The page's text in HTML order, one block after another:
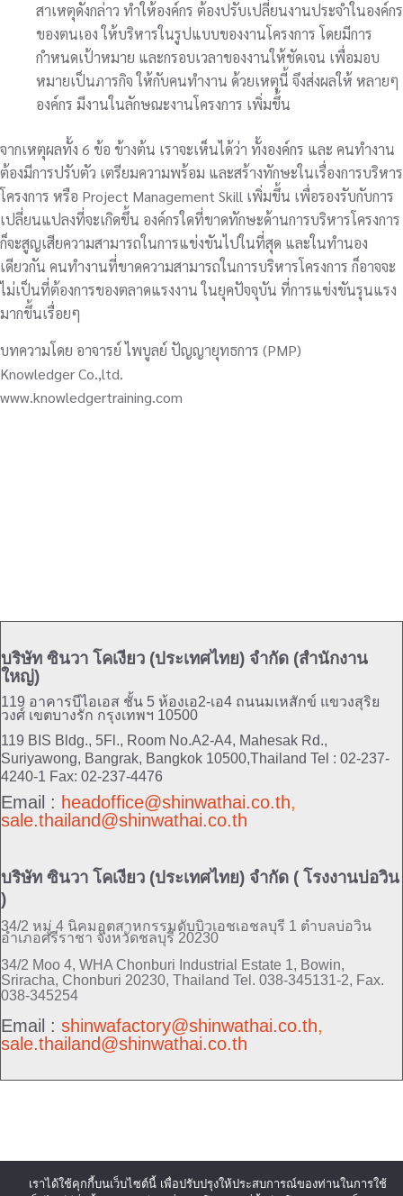
สาเหตุดังกล่าว ทำให้องค์กร ต้องปรับเปลี่ยนงานประจำในองค์กร
ของตนเอง ให้บริหารในรูปแบบของงานโครงการ โดยมีการ
กำหนดเป้าหมาย และกรอบเวลาของงานให้ชัดเจน เพื่อมอบ
หมายเป็นภารกิจ ให้กับคนทำงาน ด้วยเหตุนี้ จึงส่งผลให้ หลายๆ
องค์กร มีงานในลักษณะงานโครงการ เพิ่มขึ้น
จากเหตุผลทั้ง 6 ข้อ ข้างต้น เราจะเห็นได้ว่า ทั้งองค์กร และ คนทำงาน
ต้องมีการปรับตัว เตรียมความพร้อม และสร้างทักษะในเรื่องการบริหาร
โครงการ หรือ Project Management Skill เพิ่มขึ้น เพื่อรองรับกับการ
เปลี่ยนแปลงที่จะเกิดขึ้น องค์กรใดที่ขาดทักษะด้านการบริหารโครงการ
ก็จะสูญเสียความสามารถในการแข่งขันไปในที่สุด และในทำนอง
เดียวกัน คนทำงานที่ขาดความสามารถในการบริหารโครงการ ก็อาจจะ
ไม่เป็นที่ต้องการของตลาดแรงงาน ในยุคปัจจุบัน ที่การแข่งขันรุนแรง
มากขึ้นเรื่อยๆ
บทความโดย อาจารย์ ไพบูลย์ ปัญญายุทธการ (PMP)
Knowledger Co.,ltd.
www.knowledgertraining.com
บริษัท ซินวา โคเงียว (ประเทศไทย) จำกัด (สำนักงาน
ใหญ่)
119 อาคารบีไอเอส ชั้น 5 ห้องเอ2-เอ4 ถนนมเหสักข์ แขวงสุริย
วงศ์ เขตบางรัก กรุงเทพฯ 10500
119 BIS Bldg., 5Fl., Room No.A2-A4, Mahesak Rd.,
Suriyawong, Bangrak, Bangkok 10500,Thailand Tel : 02-237-
4240-1 Fax: 02-237-4476
Email : headoffice@shinwathai.co.th,
sale.thailand@shinwathai.co.th
บริษัท ซินวา โคเงียว (ประเทศไทย) จำกัด ( โรงงานบ่อวิน
)
34/2 หมู่ 4 นิคมอุตสาหกรรมดับบิวเอชเอชลบุรี 1 ตำบลบ่อวิน
อำเภอศรีราชา จังหวัดชลบุรี 20230
34/2 Moo 4, WHA Chonburi Industrial Estate 1, Bowin,
Sriracha, Chonburi 20230, Thailand Tel. 038-345131-2, Fax.
038-345254
Email : shinwafactory@shinwathai.co.th,
sale.thailand@shinwathai.co.th
เราได้ใช้คุกกี้บนเว็บไซต์นี้ เพื่อปรับปรุงให้ประสบการณ์ของท่านในการใช้